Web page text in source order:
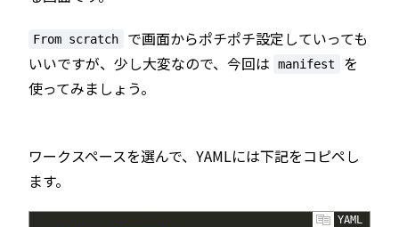
From scratch
で画面からポチポチ設定していっても
いいですが、少し大変なので、今回は
manifest
を
使ってみましょう。
ワークスペースを選んで、YAMLには下記をコピペし
ます。
YAML